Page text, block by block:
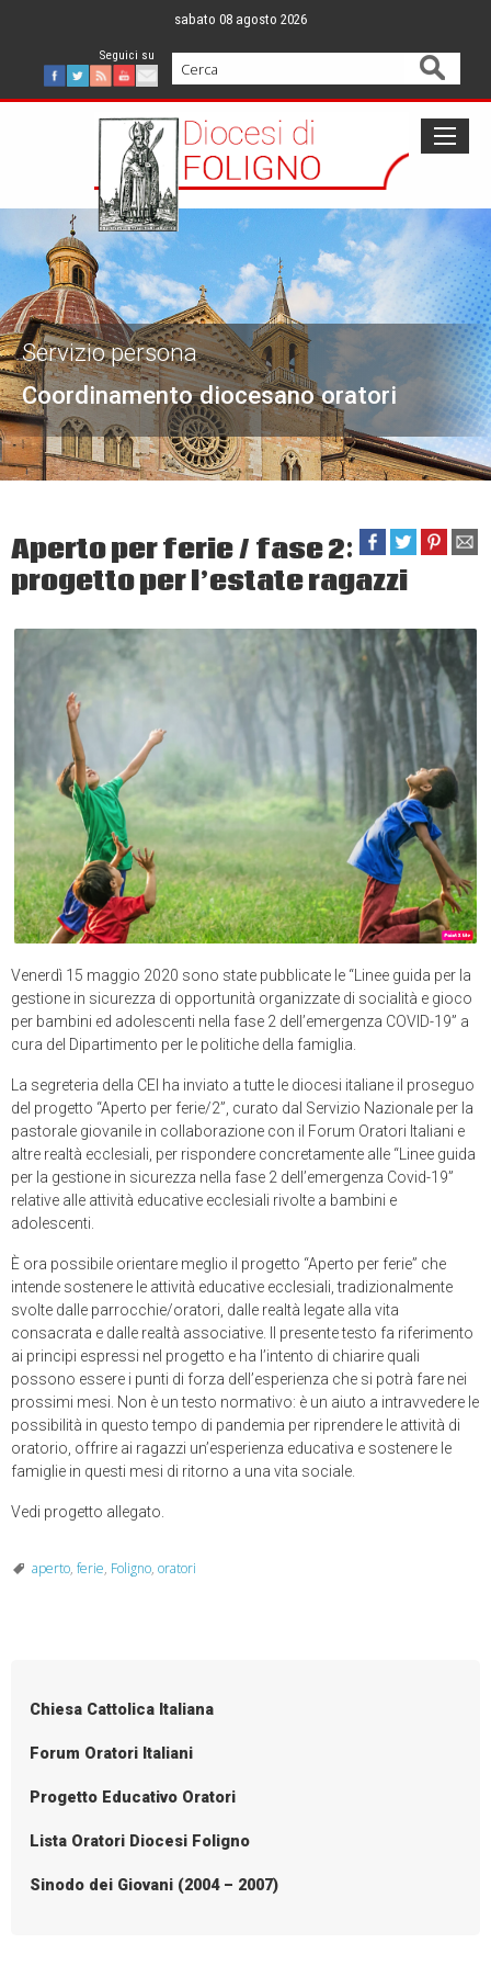
content
sabato 08 agosto 2026
Facebook
Twitter
FeedYoutube
Mail
Cerca
Coordinamento diocesano oratori
Servizio persona
Aperto per ferie / fase 2:
progetto per l’estate ragazzi
Venerdì 15 maggio 2020 sono state pubblicate le “Linee guida per la
gestione in sicurezza di opportunità organizzate di socialità e gioco
per bambini ed adolescenti nella fase 2 dell’emergenza COVID-19” a
cura del Dipartimento per le politiche della famiglia.
La segreteria della CEI ha inviato a tutte le diocesi italiane il proseguo
del progetto “Aperto per ferie/2”, curato dal Servizio Nazionale per la
pastorale giovanile in collaborazione con il Forum Oratori Italiani e
altre realtà ecclesiali, per rispondere concretamente alle “Linee guida
per la gestione in sicurezza nella fase 2 dell’emergenza Covid-19”
relative alle attività educative ecclesiali rivolte a bambini e
adolescenti.
È ora possibile orientare meglio il progetto “Aperto per ferie” che
intende sostenere le attività educative ecclesiali, tradizionalmente
svolte dalle parrocchie/oratori, dalle realtà legate alla vita
consacrata e dalle realtà associative. Il presente testo fa riferimento
ai principi espressi nel progetto e ha l’intento di chiarire quali
possono essere i punti di forza dell’esperienza che si potrà fare nei
prossimi mesi. Non è un testo normativo: è un aiuto a intravvedere le
possibilità in questo tempo di pandemia per riprendere le attività di
oratorio, offrire ai ragazzi un’esperienza educativa e sostenere le
famiglie in questi mesi di ritorno a una vita sociale.
Vedi progetto allegato.
aperto, ferie, Foligno, oratori
Chiesa Cattolica Italiana
Forum Oratori Italiani
Progetto Educativo Oratori
Lista Oratori Diocesi Foligno
Sinodo dei Giovani (2004 – 2007)